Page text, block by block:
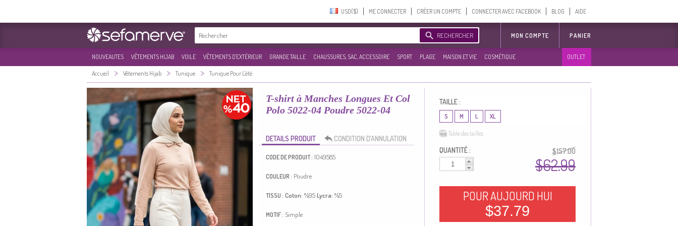
USD($)‎ ME CONNECTER CRÉER UN COMPTE CONNECTER AVEC FACEBOOK BLOG AIDE
RECHERCHER MON COMPTE PANIER
NOUVEAUTES VÊTEMENTS HIJAB VOILE VÊTEMENTS D'EXTÉRIEUR GRANDE TAILLE CHAUSSURES, SAC, ACCESSOIRE SPORT PLAGE MAISON ET VIE COSMÉTIQUE OUTLET
Accueil > Vêtements Hijab > Tunique > Tunique Pour L'été
T-shirt à Manches Longues Et Col
Polo 5022-04 Poudre 5022-04
DETAILS PRODUIT CONDITION D’ANNULATION
CODE DE PRODUIT : 1049585
COULEUR : Poudre
TISSU : Coton: %95Lycra: %5
MOTIF : Simple
TAILLE :
S M L XL
Table des tailles
QUANTITÉ : $157.00
$62.99
POUR AUJOURD HUI
$37.79